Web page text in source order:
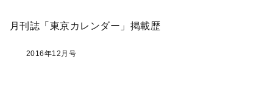
月刊誌「東京カレンダー」掲載歴
2016年12月号